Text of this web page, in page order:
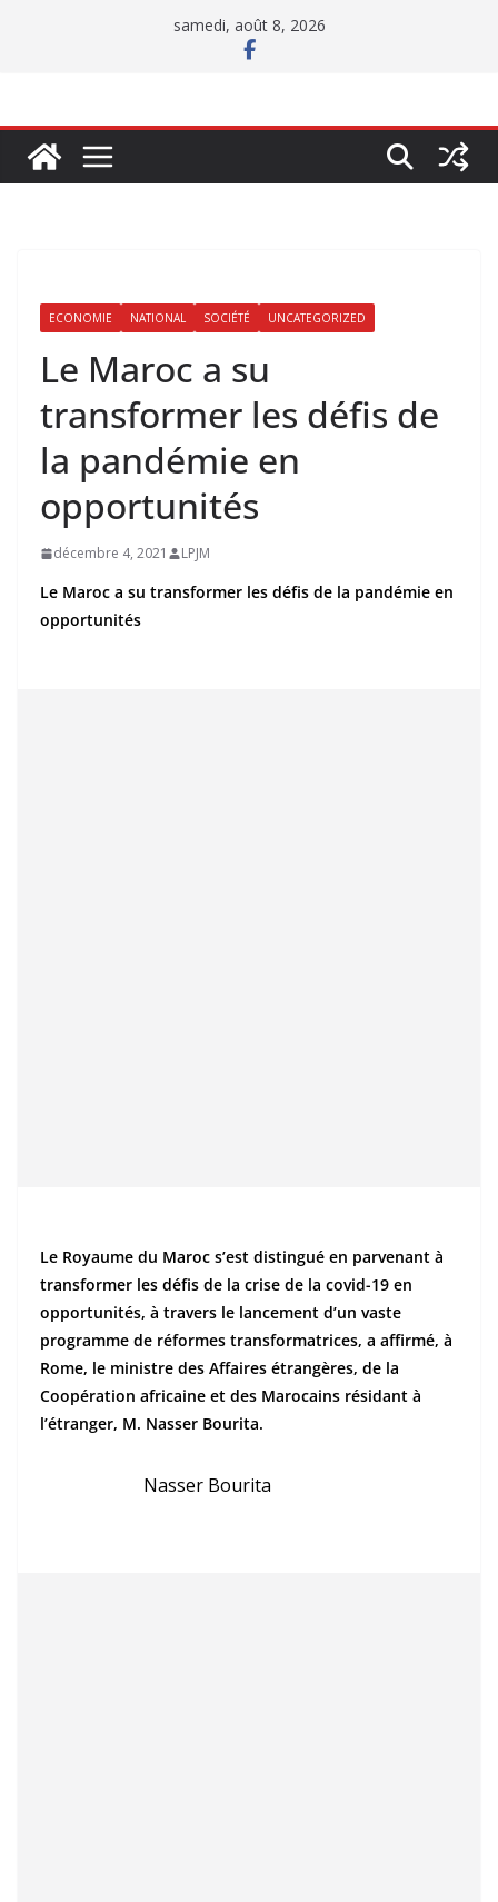
samedi, août 8, 2026
ECONOMIE NATIONAL SOCIÉTÉ UNCATEGORIZED
Le Maroc a su
transformer les défis de
la pandémie en
opportunités
décembre 4, 2021 LPJM
Le Maroc a su transformer les défis de la pandémie en
opportunités
Le Royaume du Maroc s’est distingué en parvenant à
transformer les défis de la crise de la covid-19 en
opportunités, à travers le lancement d’un vaste
programme de réformes transformatrices, a affirmé, à
Rome, le ministre des Affaires étrangères, de la
Coopération africaine et des Marocains résidant à
l’étranger, M. Nasser Bourita.
Nasser Bourita